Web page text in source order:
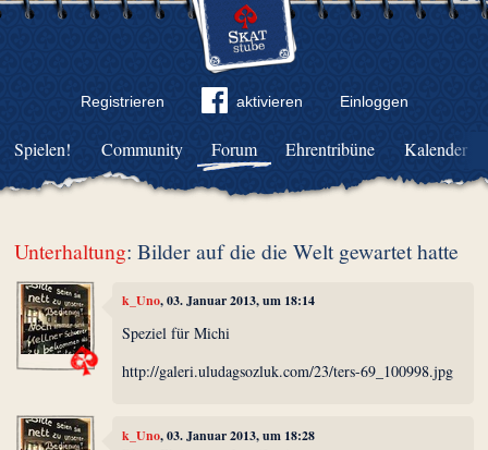
Registrieren aktivieren Einloggen
Community Forum Ehrentribüne Kalender
Spielen!
Unterhaltung: Bilder auf die die Welt gewartet hatte
k_Uno, 03. Januar 2013, um 18:14
Speziel für Michi
http://galeri.uludagsozluk.com/23/ters-69_100998.jpg
k_Uno, 03. Januar 2013, um 18:28